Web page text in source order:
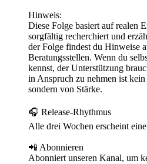
Hinweis:
Diese Folge basiert auf realen
sorgfältig recherchiert und
der Folge findest du Hinweise
Beratungsstellen. Wenn du
kennst, der Unterstützung
in Anspruch zu nehmen ist
sondern von Stärke.
🎧 Release-Rhythmus
Alle drei Wochen erscheint
📲 Abonnieren
Abonniert unseren Kanal, um